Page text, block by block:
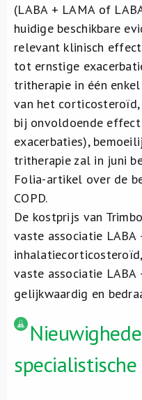
(LABA + LAMA of
huidige beschikbare
relevant klinisch
tot ernstige
tritherapie in één
van het
bij onvoldoende
exacerbaties),
tritherapie zal in juni
Folia-artikel over de
COPD.
De kostprijs van
vaste associatie LABA
vaste associatie
gelijkwaardig en